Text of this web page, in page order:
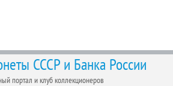
СССР и Банка России
портал и клуб коллекционеров